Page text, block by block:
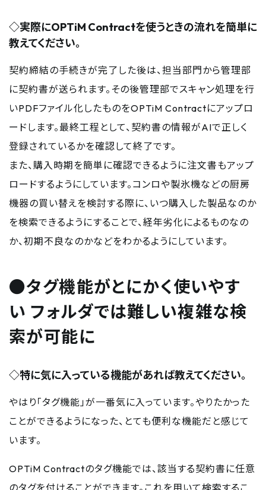
◇実際にOPTiM Contractを使うときの流れを簡単に
教えてください。
契約締結の手続きが完了した後は、担当部門から管理部
に契約書が送られます。その後管理部でスキャン処理を行
いPDFファイル化したものをOPTiM Contractにアップロ
ードします。最終工程として、契約書の情報がAIで正しく
登録されているかを確認して終了です。
また、購入時期を簡単に確認できるように注文書もアップ
ロードするようにしています。コンロや製氷機などの厨房
機器の買い替えを検討する際に、いつ購入した製品なのか
を検索できるようにすることで、経年劣化によるものなの
か、初期不良なのかなどをわかるようにしています。
●タグ機能がとにかく使いやす
い フォルダでは難しい複雑な検
索が可能に
◇特に気に入っている機能があれば教えてください。
やはり「タグ機能」が一番気に入っています。やりたかった
ことができるようになった、とても便利な機能だと感じて
います。
OPTiM Contractのタグ機能では、該当する契約書に任意